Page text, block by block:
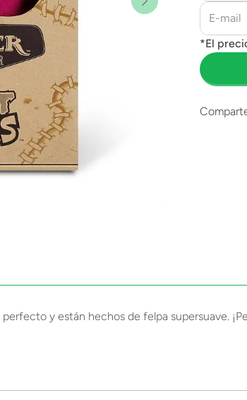
y están hechos de felpa supersuave.